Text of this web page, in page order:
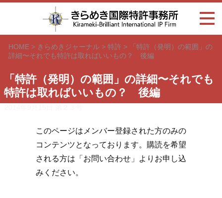
HOME> きらめきジャーナル> 特許>
「特許（発明）の範囲」の
詳細〜それでも特許は取ればいいもの？ 後編
「特許（発明）の範囲」の詳細〜それでも
特許は取ればいいもの？ 後編
このページはメンバー登録された方のみの
コンテンツとなっております。購読を希望
される方は「お問い合わせ」よりお申し込
みください。